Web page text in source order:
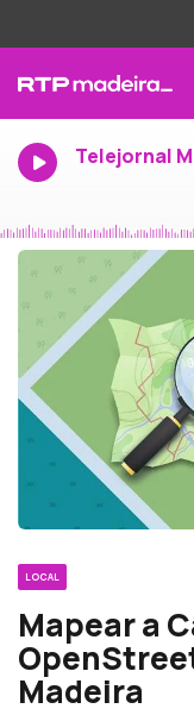
Telejornal
LOCAL
Mapear a
Madeira